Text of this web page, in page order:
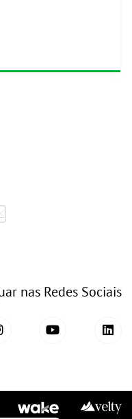
nas Redes Sociais